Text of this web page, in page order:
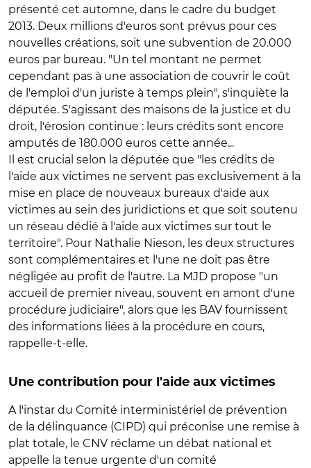
présenté cet automne, dans le cadre du budget
2013. Deux millions d'euros sont prévus pour ces
nouvelles créations, soit une subvention de 20.000
euros par bureau. "Un tel montant ne permet
cependant pas à une association de couvrir le coût
de l'emploi d'un juriste à temps plein", s'inquiète la
députée. S'agissant des maisons de la justice et du
droit, l'érosion continue : leurs crédits sont encore
amputés de 180.000 euros cette année...
Il est crucial selon la députée que "les crédits de
l'aide aux victimes ne servent pas exclusivement à la
mise en place de nouveaux bureaux d'aide aux
victimes au sein des juridictions et que soit soutenu
un réseau dédié à l'aide aux victimes sur tout le
territoire". Pour Nathalie Nieson, les deux structures
sont complémentaires et l'une ne doit pas être
négligée au profit de l'autre. La MJD propose "un
accueil de premier niveau, souvent en amont d'une
procédure judiciaire", alors que les BAV fournissent
des informations liées à la procédure en cours,
rappelle-t-elle.
Une contribution pour l'aide aux victimes
A l'instar du Comité interministériel de prévention
de la délinquance (CIPD) qui préconise une remise à
plat totale, le CNV réclame un débat national et
appelle la tenue urgente d'un comité